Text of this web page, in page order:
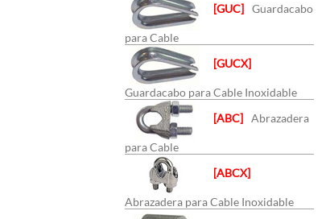
[GUC] Guardacabo
para Cable
[GUCX]
Guardacabo para Cable Inoxidable
[ABC] Abrazadera
para Cable
[ABCX]
Abrazadera para Cable Inoxidable